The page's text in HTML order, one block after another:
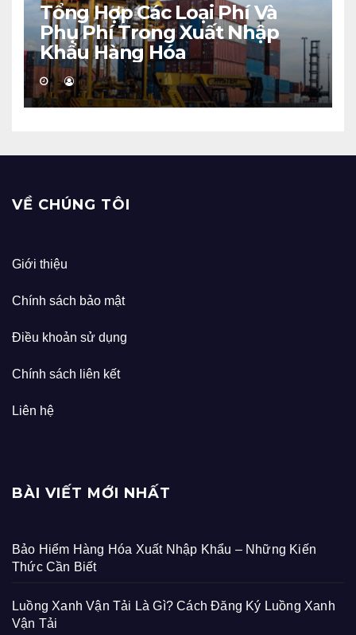
Tổng Hợp Các Loại Phí Và
Phụ Phí Trong Xuất Nhập
Khẩu Hàng Hóa
VỀ CHÚNG TÔI
Giới thiệu
Chính sách bảo mật
Điều khoản sử dụng
Chính sách liên kết
Liên hệ
BÀI VIẾT MỚI NHẤT
Bảo Hiểm Hàng Hóa Xuất Nhập Khẩu – Những Kiến
Thức Cần Biết
Luồng Xanh Vận Tải Là Gì? Cách Đăng Ký Luồng Xanh
Vận Tải